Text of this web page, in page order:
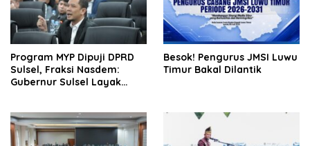
Program MYP Dipuji DPRD
Sulsel, Fraksi Nasdem:
Gubernur Sulsel Layak
Besok! Pengurus JMSI Luwu
Timur Bakal Dilantik